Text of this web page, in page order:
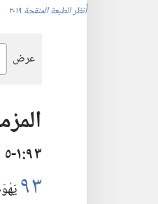
أُنظر الطبعة المنقحة ٢٠١٩
عرض
٩٣‏:‏١‏-٥
٩٣